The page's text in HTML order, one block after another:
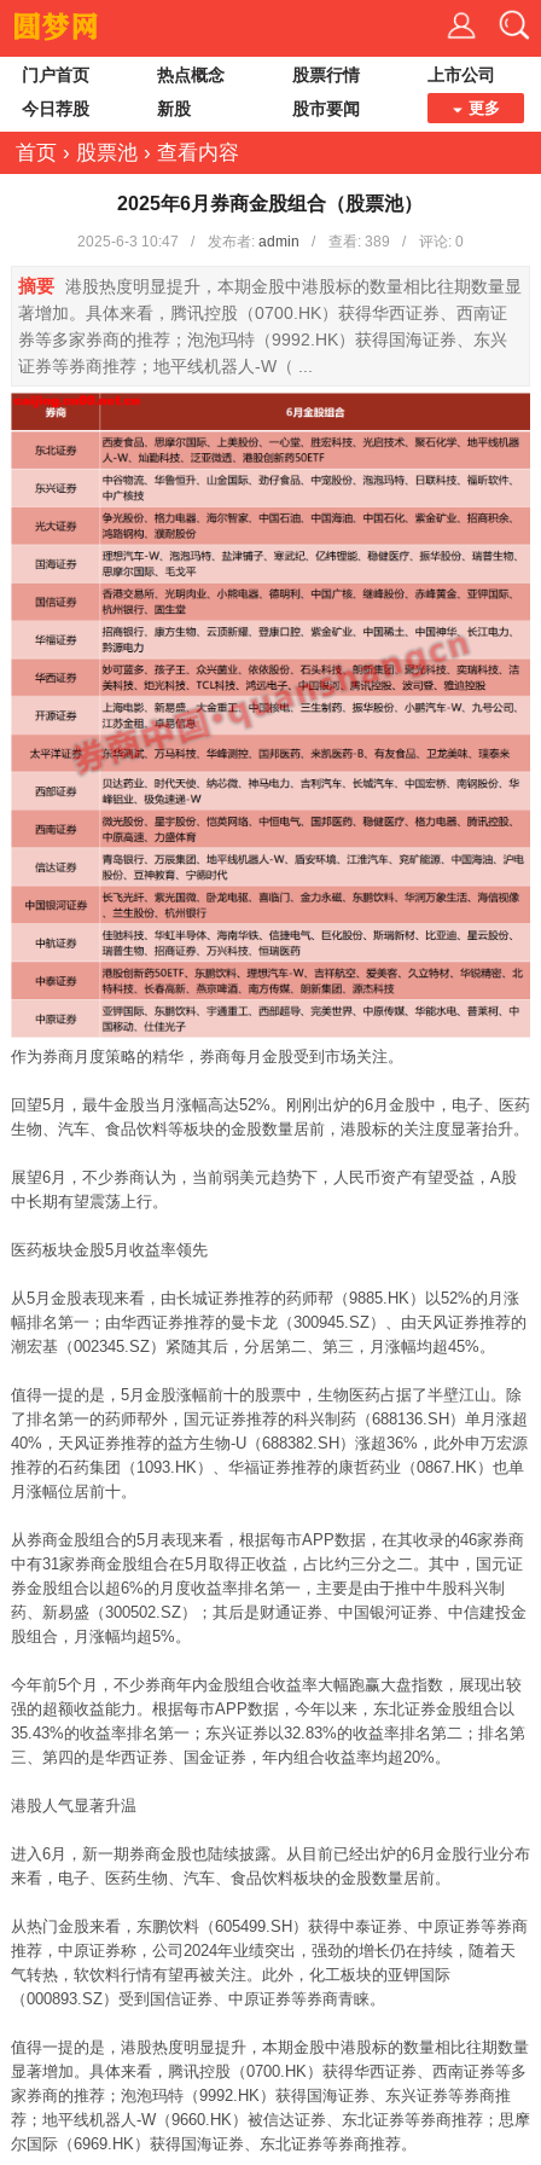
门户首页 热点概念 股票行情
上市公司
今日荐股
新股 股市要闻 更多
首页 › 股票池 › 查看内容
2025年6月券商金股组合（股票池）
2025-6-3 10:47 / 发布者: admin / 查看: 389 / 评论: 0
摘要 港股热度明显提升，本期金股中港股标的数量相比往期数量显
著增加。具体来看，腾讯控股（0700.HK）获得华西证券、西南证
券等多家券商的推荐；泡泡玛特（9992.HK）获得国海证券、东兴
证券等券商推荐；地平线机器人-W（ ...
作为券商月度策略的精华，券商每月金股受到市场关注。
回望5月，最牛金股当月涨幅高达52%。刚刚出炉的6月金股中，电子、医药
生物、汽车、食品饮料等板块的金股数量居前，港股标的关注度显著抬升。
展望6月，不少券商认为，当前弱美元趋势下，人民币资产有望受益，A股
中长期有望震荡上行。
医药板块金股5月收益率领先
从5月金股表现来看，由长城证券推荐的药师帮（9885.HK）以52%的月涨
幅排名第一；由华西证券推荐的曼卡龙（300945.SZ）、由天风证券推荐的
潮宏基（002345.SZ）紧随其后，分居第二、第三，月涨幅均超45%。
值得一提的是，5月金股涨幅前十的股票中，生物医药占据了半壁江山。除
了排名第一的药师帮外，国元证券推荐的科兴制药（688136.SH）单月涨超
40%，天风证券推荐的益方生物-U（688382.SH）涨超36%，此外申万宏源
推荐的石药集团（1093.HK）、华福证券推荐的康哲药业（0867.HK）也单
月涨幅位居前十。
从券商金股组合的5月表现来看，根据每市APP数据，在其收录的46家券商
中有31家券商金股组合在5月取得正收益，占比约三分之二。其中，国元证
券金股组合以超6%的月度收益率排名第一，主要是由于推中牛股科兴制
药、新易盛（300502.SZ）；其后是财通证券、中国银河证券、中信建投金
股组合，月涨幅均超5%。
今年前5个月，不少券商年内金股组合收益率大幅跑赢大盘指数，展现出较
强的超额收益能力。根据每市APP数据，今年以来，东北证券金股组合以
35.43%的收益率排名第一；东兴证券以32.83%的收益率排名第二；排名第
三、第四的是华西证券、国金证券，年内组合收益率均超20%。
港股人气显著升温
进入6月，新一期券商金股也陆续披露。从目前已经出炉的6月金股行业分布
来看，电子、医药生物、汽车、食品饮料板块的金股数量居前。
从热门金股来看，东鹏饮料（605499.SH）获得中泰证券、中原证券等券商
推荐，中原证券称，公司2024年业绩突出，强劲的增长仍在持续，随着天
气转热，软饮料行情有望再被关注。此外，化工板块的亚钾国际
（000893.SZ）受到国信证券、中原证券等券商青睐。
值得一提的是，港股热度明显提升，本期金股中港股标的数量相比往期数量
显著增加。具体来看，腾讯控股（0700.HK）获得华西证券、西南证券等多
家券商的推荐；泡泡玛特（9992.HK）获得国海证券、东兴证券等券商推
荐；地平线机器人-W（9660.HK）被信达证券、东北证券等券商推荐；思摩
尔国际（6969.HK）获得国海证券、东北证券等券商推荐。